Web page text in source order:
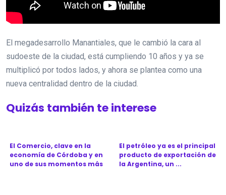
El megadesarrollo Manantiales, que le cambió la cara al
sudoeste de la ciudad, está cumpliendo 10 años y ya se
multiplicó por todos lados, y ahora se plantea como una
nueva centralidad dentro de la ciudad.
Quizás también te interese
El Comercio, clave en la
economía de Córdoba y en
uno de sus momentos más
El petróleo ya es el principal
producto de exportación de
la Argentina, un ...